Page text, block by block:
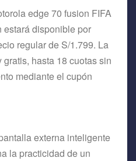
edge 70 fusion FIFA
disponible por
regular de S/1.799. La
hasta 18 cuotas sin
mediante el cupón
externa inteligente
la practicidad de un